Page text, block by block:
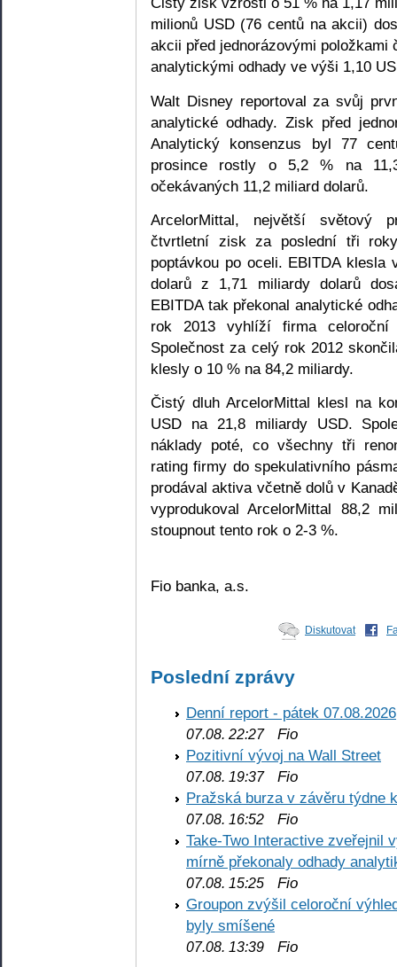
milionů USD (76 centů na akcii)
akcii před jednorázovými
analytickými odhady ve výši 1,10
Walt Disney reportoval za svůj
analytické odhady. Zisk před
Analytický konsenzus byl 77
prosince rostly o 5,2 % na
očekávaných 11,2 miliard dolarů.
ArcelorMittal, největší světový
čtvrtletní zisk za poslední tři
poptávkou po oceli. EBITDA
dolarů z 1,71 miliardy dolarů
EBITDA tak překonal analytické
rok 2013 vyhlíží firma
Společnost za celý rok 2012
klesly o 10 % na 84,2 miliardy.
Čistý dluh ArcelorMittal klesl na
USD na 21,8 miliardy USD.
náklady poté, co všechny tři
rating firmy do spekulativního
prodával aktiva včetně dolů v
vyprodukoval ArcelorMittal 88,2
stoupnout tento rok o 2-3 %.
Fio banka, a.s.
Diskutovat
Poslední zprávy
Denní report - pátek 07.08.2026
07.08. 22:27Fio
Pozitivní vývoj na Wall Street
07.08. 19:37Fio
Pražská burza v závěru týdne
07.08. 16:52 Fio
Take-Two Interactive zveřejnil
mírně překonaly odhady
07.08. 15:25 Fio
Groupon zvýšil celoroční
byly smíšené
07.08. 13:39 Fio